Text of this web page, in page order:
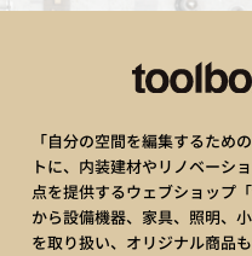
「自分の空間を編集するため
トに、内装建材やリノベーシ
点を提供するウェブショップ
から設備機器、家具、照明、
を取り扱い、オリジナル商品も